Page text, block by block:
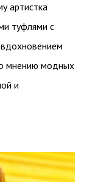
артистка
туфлями с
мнению модных
и